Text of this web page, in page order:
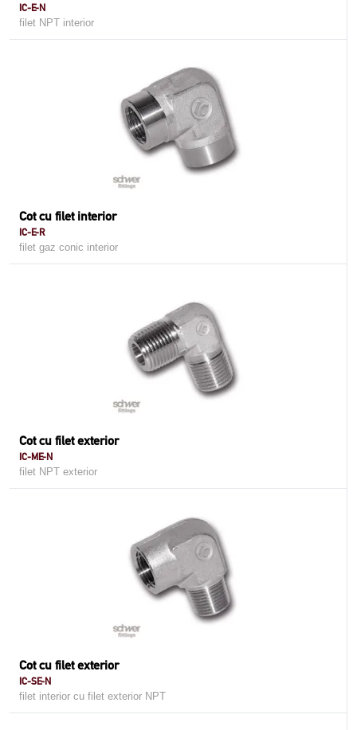
IC-E-N
filet NPT interior
Cot cu filet interior
IC-E-R
filet gaz conic interior
Cot cu filet exterior
IC-ME-N
filet NPT exterior
Cot cu filet exterior
IC-SE-N
filet interior cu filet exterior NPT